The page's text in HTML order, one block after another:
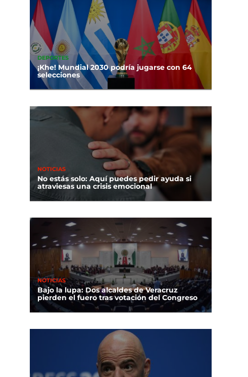
DEPORTES
¡Khe! Mundial 2030 podría jugarse con 64
selecciones
NOTICIAS
No estás solo: Aquí puedes pedir ayuda si
atraviesas una crisis emocional
NOTICIAS
Bajo la lupa: Dos alcaldes de Veracruz
pierden el fuero tras votación del Congreso